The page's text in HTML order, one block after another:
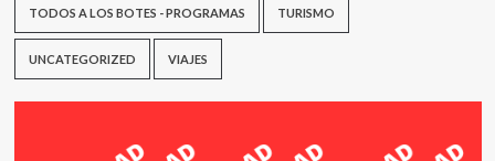
TODOS A LOS BOTES - PROGRAMAS TURISMO
UNCATEGORIZED VIAJES